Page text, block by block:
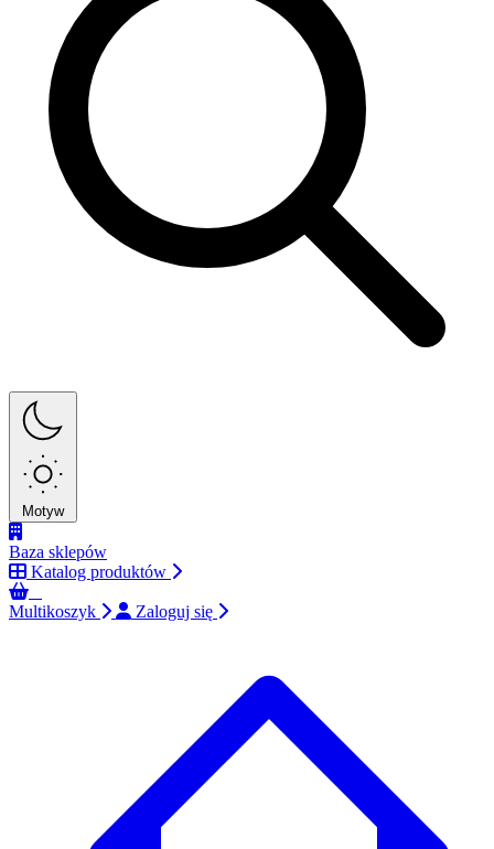
Motyw
Baza sklepów
Katalog produktów
Multikoszyk
Zaloguj się